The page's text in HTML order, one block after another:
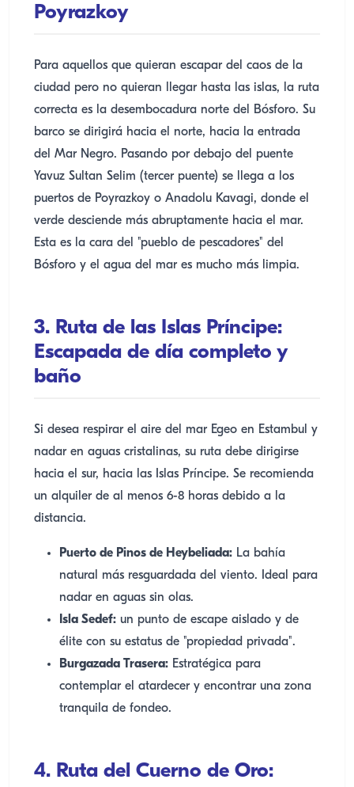
Poyrazkoy
Para aquellos que quieran escapar del caos de la
ciudad pero no quieran llegar hasta las islas, la ruta
correcta es la desembocadura norte del Bósforo. Su
barco se dirigirá hacia el norte, hacia la entrada
del Mar Negro. Pasando por debajo del puente
Yavuz Sultan Selim (tercer puente) se llega a los
puertos de Poyrazkoy o Anadolu Kavagi, donde el
verde desciende más abruptamente hacia el mar.
Esta es la cara del "pueblo de pescadores" del
Bósforo y el agua del mar es mucho más limpia.
3. Ruta de las Islas Príncipe:
Escapada de día completo y
baño
Si desea respirar el aire del mar Egeo en Estambul y
nadar en aguas cristalinas, su ruta debe dirigirse
hacia el sur, hacia las Islas Príncipe. Se recomienda
un alquiler de al menos 6-8 horas debido a la
distancia.
Puerto de Pinos de Heybeliada: La bahía
natural más resguardada del viento. Ideal para
nadar en aguas sin olas.
Isla Sedef: un punto de escape aislado y de
élite con su estatus de "propiedad privada".
Burgazada Trasera: Estratégica para
contemplar el atardecer y encontrar una zona
tranquila de fondeo.
4. Ruta del Cuerno de Oro: